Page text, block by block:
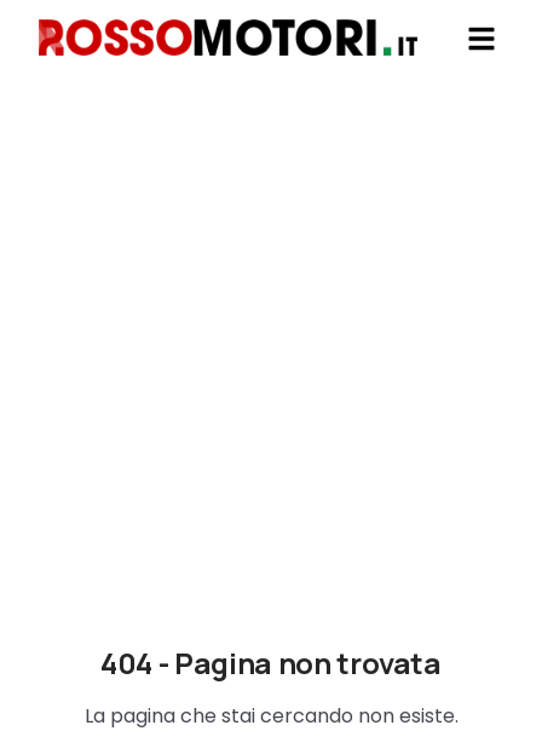
404 - Pagina non trovata
La pagina che stai cercando non esiste.